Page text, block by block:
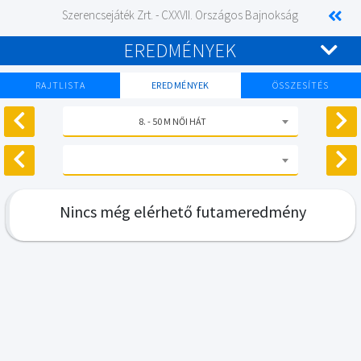
Szerencsejáték Zrt. - CXXVII. Országos Bajnokság
EREDMÉNYEK
RAJTLISTA EREDMÉNYEK ÖSSZESÍTÉS
8. - 50 M NŐI HÁT
Nincs még elérhető futameredmény